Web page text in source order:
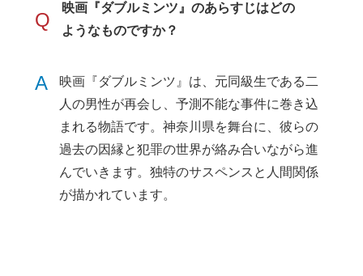
Q
映画『ダブルミンツ』のあらすじはどの
ようなものですか？
A
映画『ダブルミンツ』は、元同級生である二
人の男性が再会し、予測不能な事件に巻き込
まれる物語です。神奈川県を舞台に、彼らの
過去の因縁と犯罪の世界が絡み合いながら進
んでいきます。独特のサスペンスと人間関係
が描かれています。